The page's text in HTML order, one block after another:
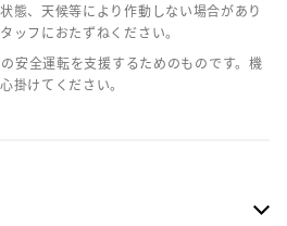
態、天候等により作動しない場合があり
ッフにおたずねください。
安全運転を支援するためのものです。機
掛けてください。